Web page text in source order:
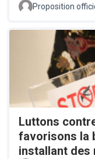
Proposition
Luttons
favorisons la
installant des